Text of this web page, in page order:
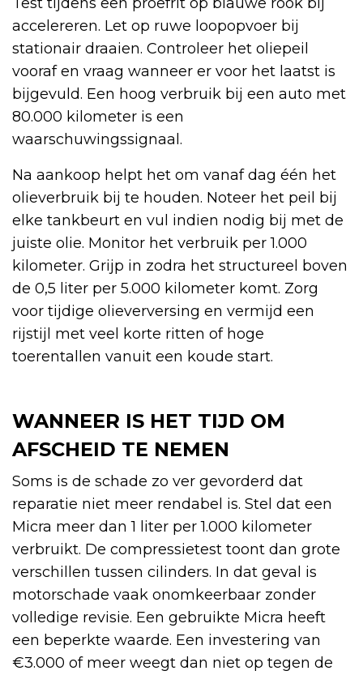
accelereren. Let op ruwe loopopvoer bij
stationair draaien. Controleer het oliepeil
vooraf en vraag wanneer er voor het laatst is
bijgevuld. Een hoog verbruik bij een auto met
80.000 kilometer is een
waarschuwingssignaal.
Na aankoop helpt het om vanaf dag één het
olieverbruik bij te houden. Noteer het peil bij
elke tankbeurt en vul indien nodig bij met de
juiste olie. Monitor het verbruik per 1.000
kilometer. Grijp in zodra het structureel boven
de 0,5 liter per 5.000 kilometer komt. Zorg
voor tijdige olieverversing en vermijd een
rijstijl met veel korte ritten of hoge
toerentallen vanuit een koude start.
WANNEER IS HET TIJD OM
AFSCHEID TE NEMEN
Soms is de schade zo ver gevorderd dat
reparatie niet meer rendabel is. Stel dat een
Micra meer dan 1 liter per 1.000 kilometer
verbruikt. De compressietest toont dan grote
verschillen tussen cilinders. In dat geval is
motorschade vaak onomkeerbaar zonder
volledige revisie. Een gebruikte Micra heeft
een beperkte waarde. Een investering van
€3.000 of meer weegt dan niet op tegen de